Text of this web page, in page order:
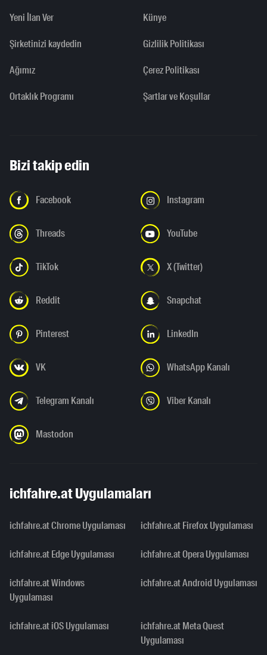
Yeni İlan Ver
Şirketinizi kaydedin
Ağımız
Ortaklık Programı
Künye
Gizlilik Politikası
Çerez Politikası
Şartlar ve Koşullar
Bizi takip edin
Facebook Instagram
Threads YouTube
TikTok X (Twitter)
Reddit Snapchat
Pinterest LinkedIn
VK WhatsApp Kanalı
Telegram Kanalı Viber Kanalı
Mastodon
ichfahre.at Uygulamaları
ichfahre.at Chrome Uygulaması ichfahre.at Firefox Uygulaması
ichfahre.at Edge Uygulaması ichfahre.at Opera Uygulaması
ichfahre.at Windows
Uygulaması
ichfahre.at Android Uygulaması
ichfahre.at iOS Uygulaması
ichfahre.at Meta Quest
Uygulaması